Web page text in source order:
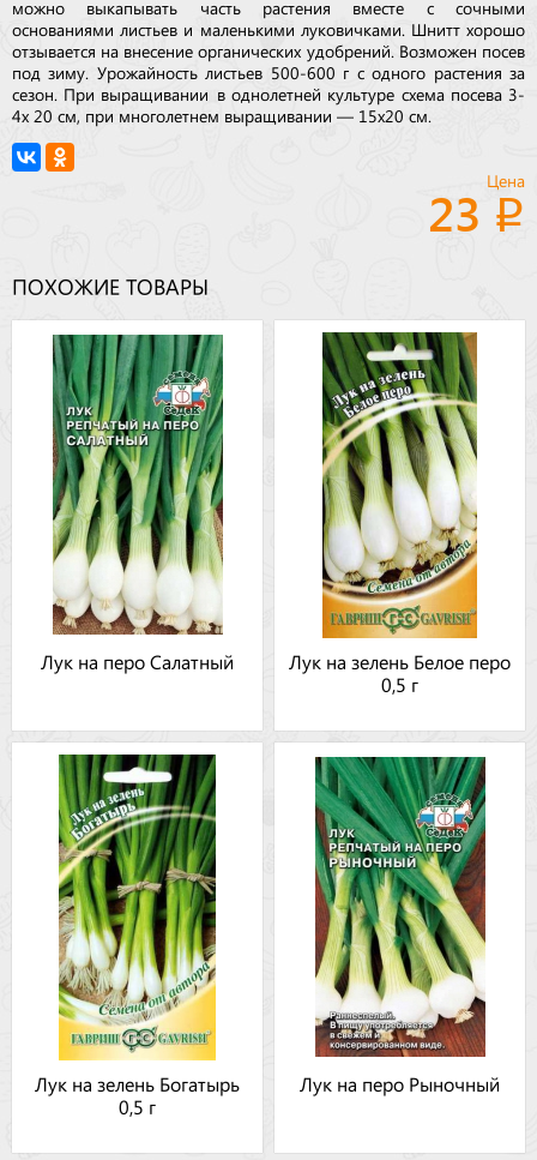
можно выкапывать часть растения вместе с сочными
основаниями листьев и маленькими луковичками. Шнитт хорошо
отзывается на внесение органических удобрений. Возможен посев
под зиму. Урожайность листьев 500-600 г с одного растения за
сезон. При выращивании в однолетней культуре схема посева 3-
4х 20 см, при многолетнем выращивании — 15х20 см.
Цена
23
ПОХОЖИЕ ТОВАРЫ
Лук на перо Салатный
Лук на зелень Белое перо
0,5 г
Лук на зелень Богатырь
0,5 г
Лук на перо Рыночный